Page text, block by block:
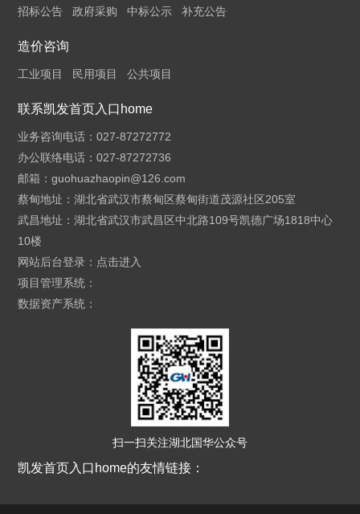
招标公告 政府采购 中标公示 补充公告
造价咨询
工业项目 民用项目 公共项目
联系凯发首页入口home
业务咨询电话：027-87272772
办公联络电话：027-87272736
邮箱：guohuazhaopin@126.com
蔡甸地址：湖北省武汉市蔡甸区蔡甸街道茂源社区205室
武昌地址：湖北省武汉市武昌区中北路109号凯德广场1818中心
10楼
网站后台登录： 点击进入
项目管理系统：
数据资产系统：
扫一扫关注湖北国华公众号
凯发首页入口home的友情链接：